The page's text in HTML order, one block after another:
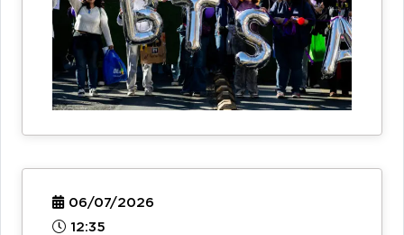
06/07/2026
12:35